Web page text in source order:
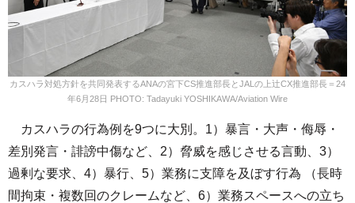
カスハラ対処方針を共同発表するANAの宮下CS推進部長とJALの上辻CX推進部長＝24
年6月28日 PHOTO: Tadayuki YOSHIKAWA/Aviation Wire
カスハラの行為例を9つに大別。1）暴言・大声・侮辱・
差別発言・誹謗中傷など、2）脅威を感じさせる言動、3）
過剰な要求、4）暴行、5）業務に支障を及ぼす行為 （長時
間拘束・複数回のクレームなど、6）業務スペースへの立ち